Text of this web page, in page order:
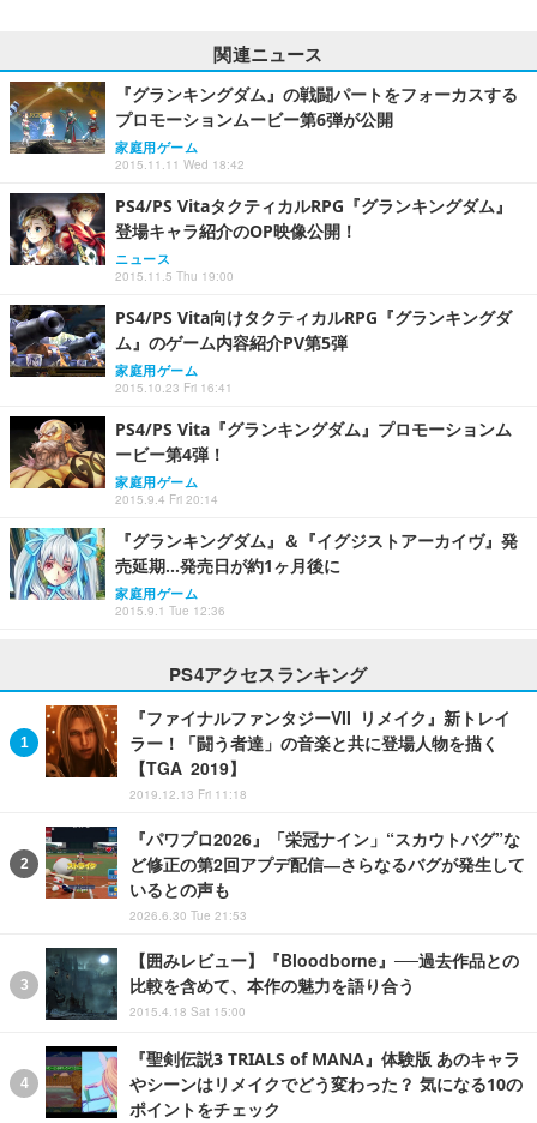
関連ニュース
『グランキングダム』の戦闘パートをフォーカスする
プロモーションムービー第6弾が公開
家庭用ゲーム
2015.11.11 Wed 18:42
PS4/PS VitaタクティカルRPG『グランキングダム』
登場キャラ紹介のOP映像公開！
ニュース
2015.11.5 Thu 19:00
PS4/PS Vita向けタクティカルRPG『グランキングダ
ム』のゲーム内容紹介PV第5弾
家庭用ゲーム
2015.10.23 Fri 16:41
PS4/PS Vita『グランキングダム』プロモーションム
ービー第4弾！
家庭用ゲーム
2015.9.4 Fri 20:14
『グランキングダム』＆『イグジストアーカイヴ』発
売延期…発売日が約1ヶ月後に
家庭用ゲーム
2015.9.1 Tue 12:36
PS4アクセスランキング
『ファイナルファンタジーVII リメイク』新トレイ
ラー！「闘う者達」の音楽と共に登場人物を描く
【TGA 2019】
2019.12.13 Fri 11:18
『パワプロ2026』「栄冠ナイン」“スカウトバグ”な
ど修正の第2回アプデ配信―さらなるバグが発生して
いるとの声も
2026.6.30 Tue 21:53
【囲みレビュー】『Bloodborne』──過去作品との
比較を含めて、本作の魅力を語り合う
2015.4.18 Sat 15:00
『聖剣伝説3 TRIALS of MANA』体験版 あのキャラ
やシーンはリメイクでどう変わった？ 気になる10の
ポイントをチェック